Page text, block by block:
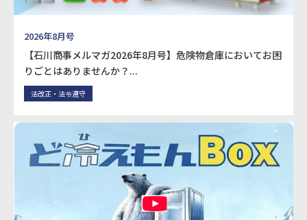
2026年8月号
【石川商事メルマガ2026年8月号】危険物倉庫においてお困
りごとはありませんか？...
法改正・法令遵守